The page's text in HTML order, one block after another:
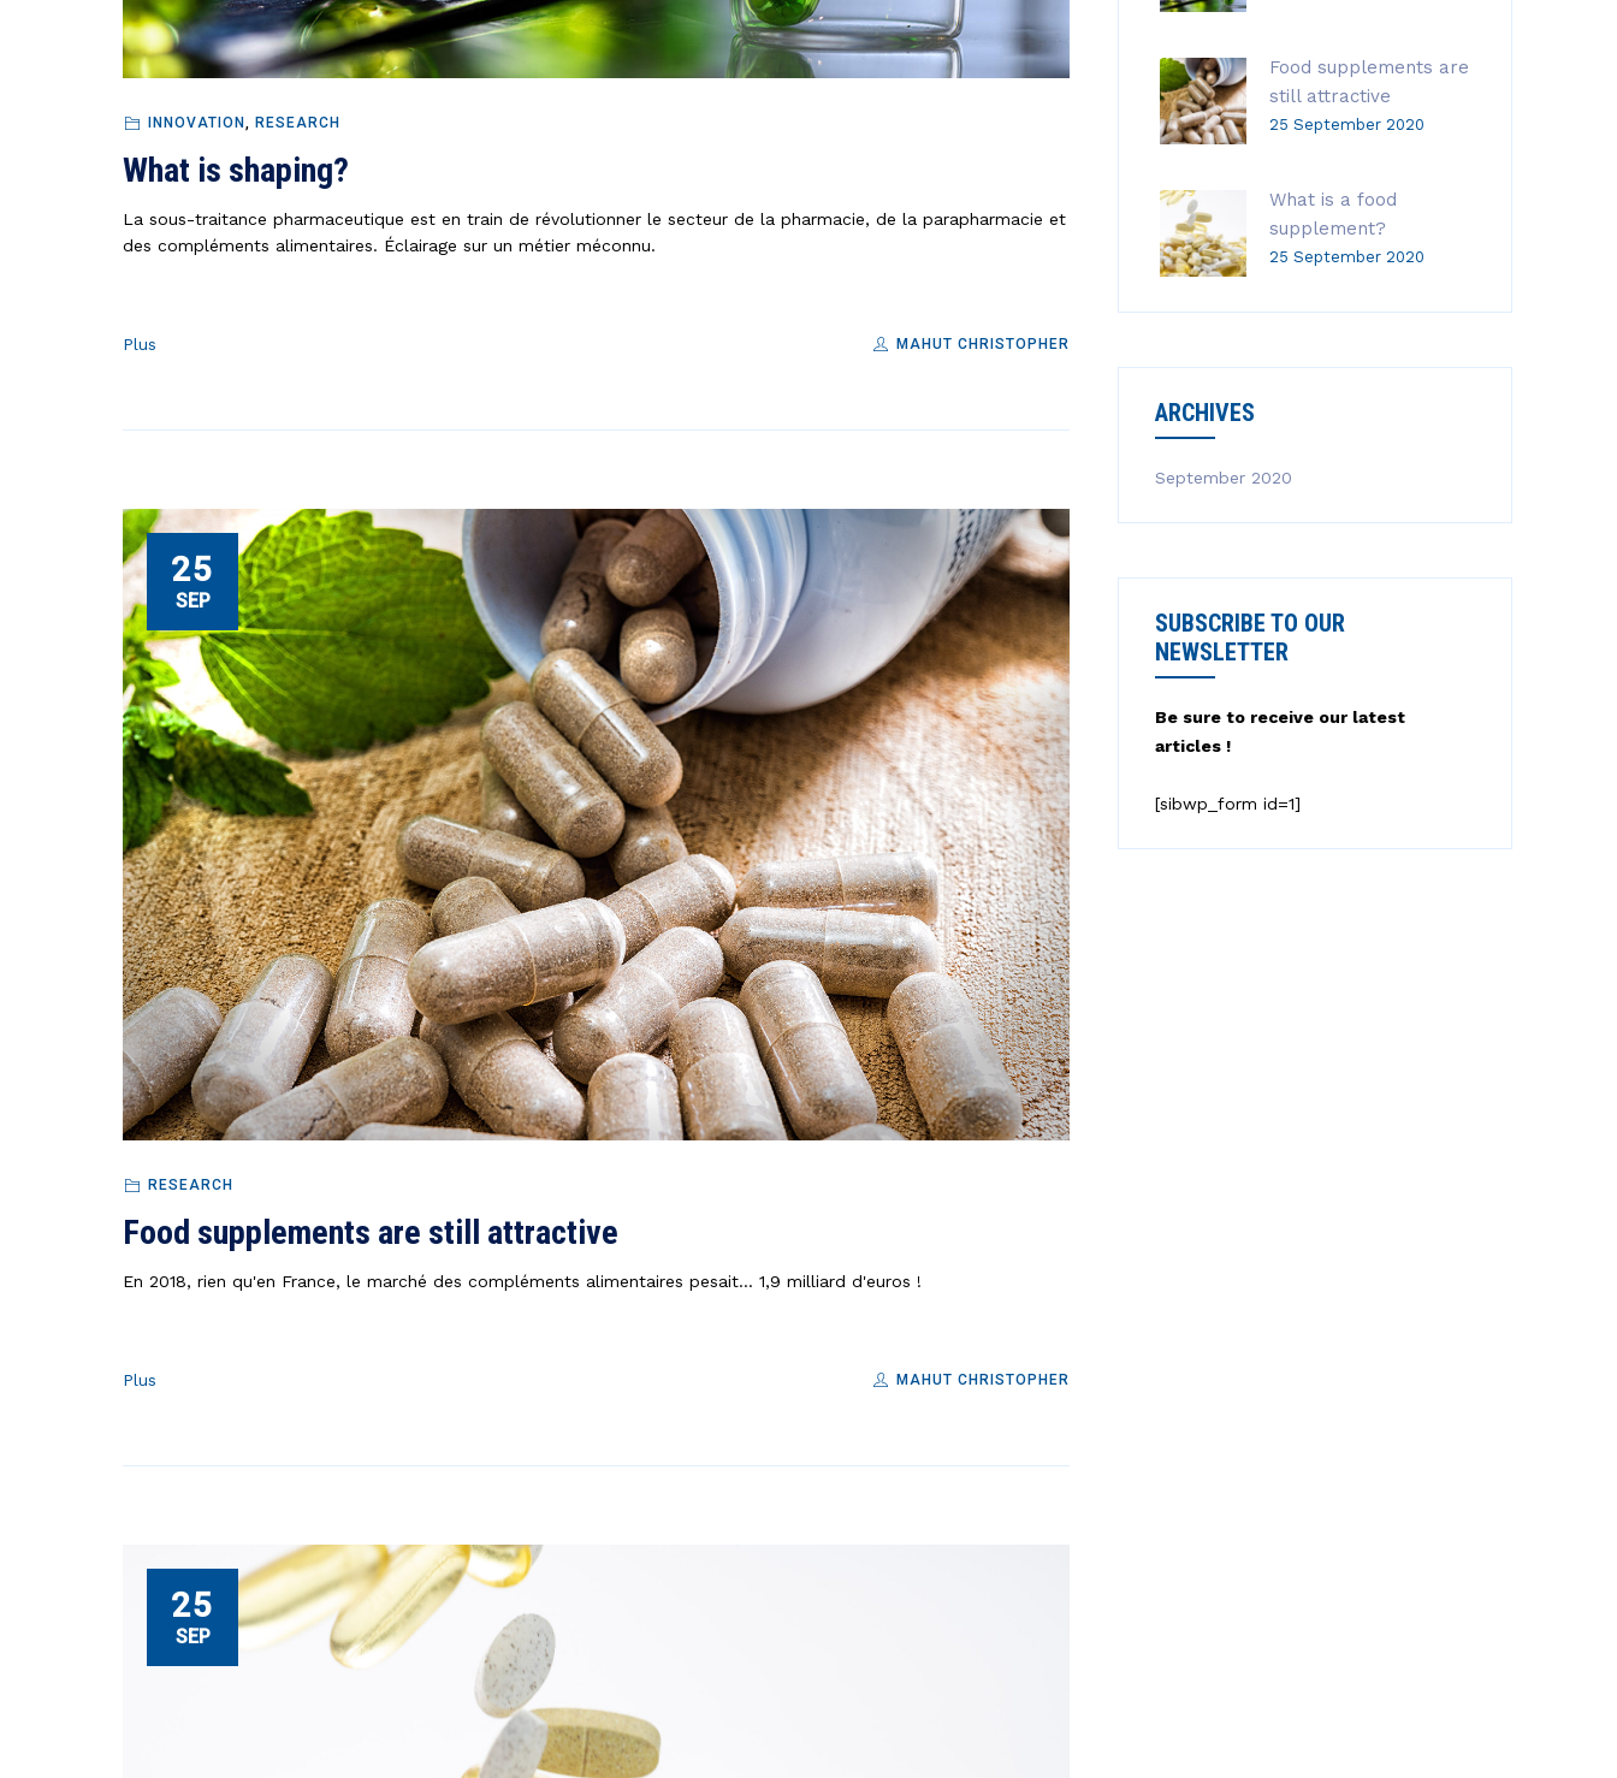
INNOVATION RESEARCH
What is shaping?
La sous-traitance pharmaceutique est en train de révolutionner le secteur de la pharmacie, de la parapharmacie et
des compléments alimentaires. Éclairage sur un métier méconnu.
Plus MAHUT CHRISTOPHER
25
SEP
RESEARCH
Food supplements are still attractive
En 2018, rien qu'en France, le marché des compléments alimentaires pesait... 1,9 milliard d'euros !
Plus MAHUT CHRISTOPHER
25
SEP
Food supplements are
still attractive
25 September 2020
What is a food
supplement?
25 September 2020
ARCHIVES
September 2020
SUBSCRIBE TO OUR
NEWSLETTER
Be sure to receive our latest
articles !
[sibwp_form id=1]